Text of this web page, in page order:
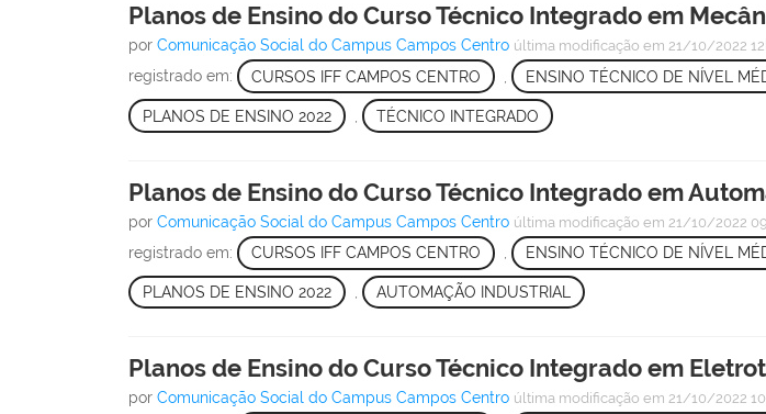
Planos de Ensino do Curso Técnico Integrado em
porComunicação Social do Campus Campos Centro última modificação em 21/10/2022
registrado em: CURSOS IFF CAMPOS CENTRO ENSINO TÉCNICO DE NÍVEL
PLANOS DE ENSINO 2022 TÉCNICO INTEGRADO
Planos de Ensino do Curso Técnico Integrado em
porComunicação Social do Campus Campos Centro última modificação em 21/10/2022
registrado em: CURSOS IFF CAMPOS CENTRO , ENSINO TÉCNICO DE NÍVEL
PLANOS DE ENSINO 2022 AUTOMAÇÃO INDUSTRIAL
Planos de Ensino do Curso Técnico Integrado em
porComunicação Social do Campus Campos Centro última modificação em 21/10/2022